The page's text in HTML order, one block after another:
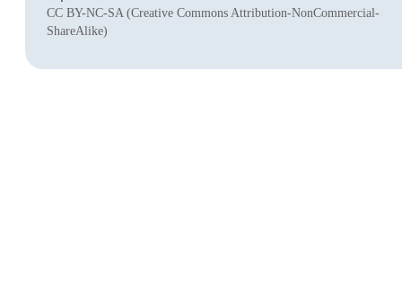
CC BY-NC-SA (Creative Commons Attribution-NonCommercial-
ShareAlike)